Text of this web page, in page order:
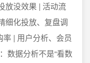
放没效果 | 活动流
细化投放、复盘调
| 用户分析、会员
数据分析不是“看数